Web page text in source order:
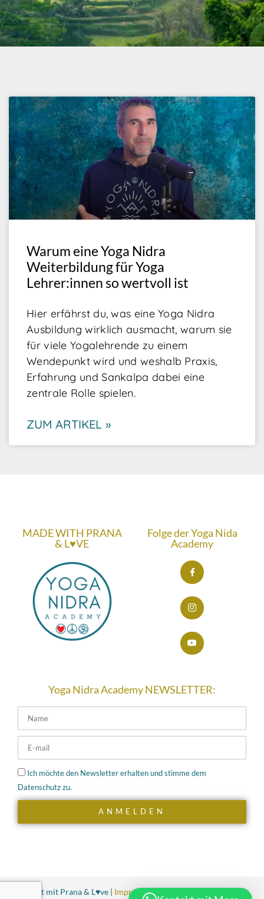
Warum eine Yoga Nidra
Weiterbildung für Yoga
Lehrer:innen so wertvoll ist
Hier erfährst du, was eine Yoga Nidra
Ausbildung wirklich ausmacht, warum sie
für viele Yogalehrende zu einem
Wendepunkt wird und weshalb Praxis,
Erfahrung und Sankalpa dabei eine
zentrale Rolle spielen.
ZUM ARTIKEL »
MADE WITH PRANA
& L♥VE
Folge der Yoga Nida
Academy
Yoga Nidra Academy NEWSLETTER:
Ich möchte den Newsletter erhalten und stimme dem
Datenschutz zu.
ANMELDEN
Erstellt mit Prana & L♥ve | Impressum Cookies